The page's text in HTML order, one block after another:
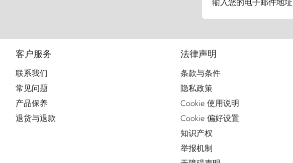
客户服务
联系我们
常见问题
产品保养
退货与退款
法律声明
条款与条件
隐私政策
Cookie 使用说明
Cookie 偏好设置
知识产权
举报机制